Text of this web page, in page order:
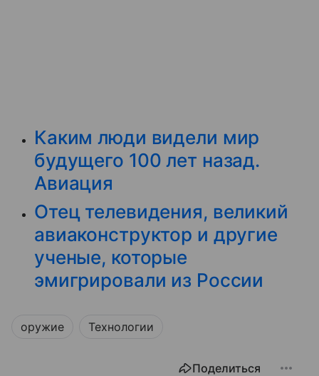
Каким люди видели мир
будущего 100 лет назад.
Авиация
Отец телевидения, великий
авиаконструктор и другие
ученые, которые
эмигрировали из России
оружие Технологии
Поделиться